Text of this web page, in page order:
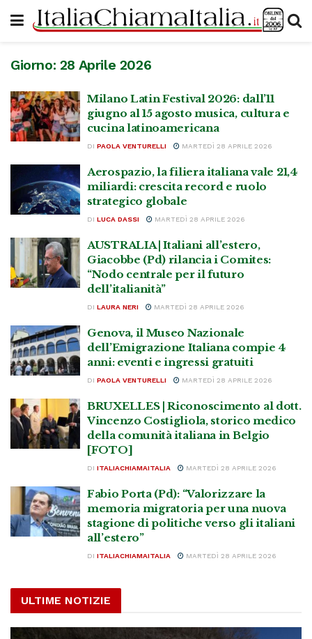
Giorno: 28 Aprile 2026
Milano Latin Festival 2026: dall’11
giugno al 15 agosto musica, cultura e
cucina latinoamericana
DI PAOLA VENTURELLI MARTEDÌ 28 APRILE 2026
Aerospazio, la filiera italiana vale 21,4
miliardi: crescita record e ruolo
strategico globale
DI LUCA DASSI MARTEDÌ 28 APRILE 2026
AUSTRALIA | Italiani all’estero,
Giacobbe (Pd) rilancia i Comites:
“Nodo centrale per il futuro
dell’italianità”
DI LAURA NERI MARTEDÌ 28 APRILE 2026
Genova, il Museo Nazionale
dell’Emigrazione Italiana compie 4
anni: eventi e ingressi gratuiti
DI PAOLA VENTURELLI MARTEDÌ 28 APRILE 2026
BRUXELLES | Riconoscimento al dott.
Vincenzo Costigliola, storico medico
della comunità italiana in Belgio
[FOTO]
DI ITALIACHIAMAITALIA MARTEDÌ 28 APRILE 2026
Fabio Porta (Pd): “Valorizzare la
memoria migratoria per una nuova
stagione di politiche verso gli italiani
all’estero”
DI ITALIACHIAMAITALIA MARTEDÌ 28 APRILE 2026
ULTIME NOTIZIE